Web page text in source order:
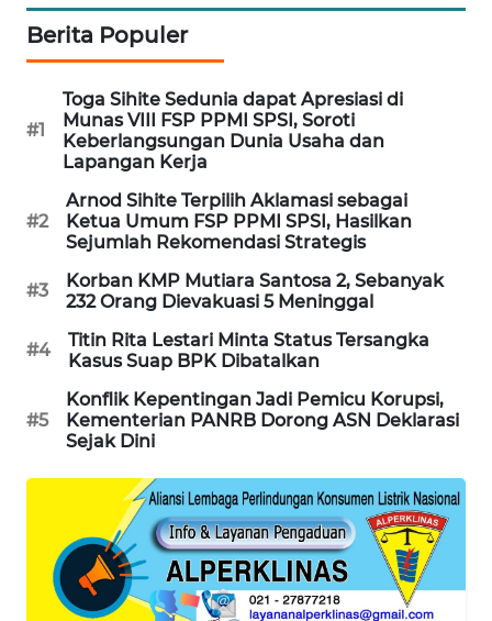
Berita Populer
#1
Toga Sihite Sedunia dapat Apresiasi di
Munas VIII FSP PPMI SPSI, Soroti
Keberlangsungan Dunia Usaha dan
Lapangan Kerja
#2
Arnod Sihite Terpilih Aklamasi sebagai
Ketua Umum FSP PPMI SPSI, Hasilkan
Sejumlah Rekomendasi Strategis
#3
Korban KMP Mutiara Santosa 2, Sebanyak
232 Orang Dievakuasi 5 Meninggal
#4
Titin Rita Lestari Minta Status Tersangka
Kasus Suap BPK Dibatalkan
#5
Konflik Kepentingan Jadi Pemicu Korupsi,
Kementerian PANRB Dorong ASN Deklarasi
Sejak Dini
LKKI
KOPEKLIN
PORTAL
KONSUMEN
FORWAMKI
ALPERKLINAS
FORJASIDA
SITUNGIR
NEWS